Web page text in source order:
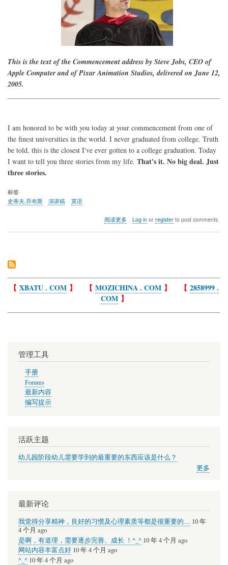
演
说
This is the text of the Commencement address by Steve Jobs, CEO of
Apple Computer and of Pixar Animation Studios, delivered on June 12,
2005.
I am honored to be with you today at your commencement from one of
the finest universities in the world. I never graduated from college. Truth
be told, this is the closest I've ever gotten to a college graduation. Today
I want to tell you three stories from my life. That's it. No big deal. Just
three stories.
标签
史蒂夫.乔布斯
演讲稿 英语
阅读更多
斯
2005
斯
Log inor registerto post comments
【 XBATU . COM】 【 MOZICHINA . COM】 【 2858999 .
COM】
管理工具
手册
Forums
最新内容
编写提示
活跃主题
幼儿园阶段幼儿需要学到的最重要的东西应该是什么？
更多
最新评论
我觉得分享精神，良好的习惯及心理素质等都是很重要的… 10 年
4 个月 ago
是啊，有道理，需要逐步完善、成长 ！^_^ 10 年 4 个月 ago
网站内容丰富点好 10 年 4 个月 ago
^_^ 10 年 4 个月 ago